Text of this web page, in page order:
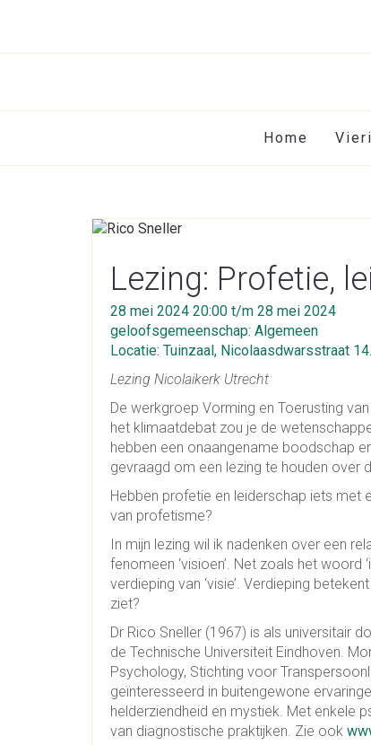
Home
Lezing: Profetie,
28 mei 2024 20:00 t/m 28 mei 2024
geloofsgemeenschap: Algemeen
Locatie: Tuinzaal, Nicolaasdwarsstraat 14.
Lezing Nicolaikerk Utrecht
De werkgroep Vorming en Toerusting
het klimaatdebat zou je de
hebben een onaangename boodschap
gevraagd om een lezing te houden over
Hebben profetie en leiderschap iets met
van profetisme?
In mijn lezing wil ik nadenken over een
fenomeen ‘visioen’. Net zoals het woord
verdieping van ‘visie’. Verdieping
ziet?
Dr Rico Sneller (1967) is als universitair
de Technische Universiteit Eindhoven.
Psychology, Stichting voor
geïnteresseerd in buitengewone
helderziendheid en mystiek. Met enkele
van diagnostische praktijken. Zie ook